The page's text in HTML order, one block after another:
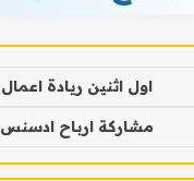
اول اثنين ريادة اعمال
مشاركة ارباح ادسنس